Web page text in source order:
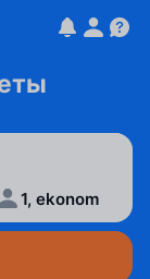
1, ekonom